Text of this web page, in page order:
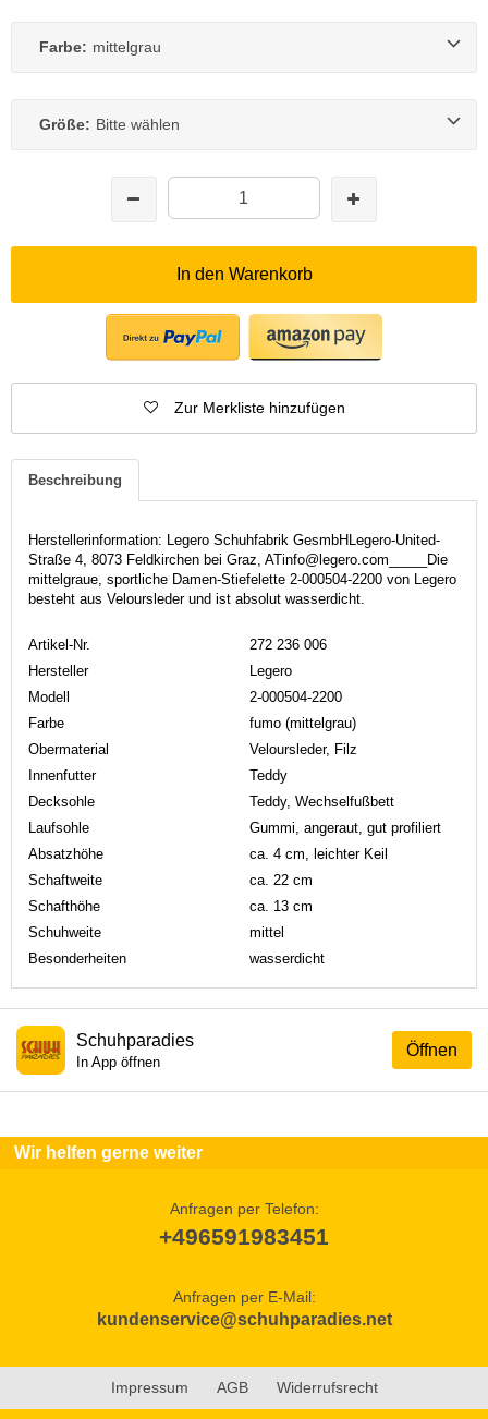
Farbe: mittelgrau
Größe: Bitte wählen
In den Warenkorb
Zur Merkliste hinzufügen
Beschreibung
Herstellerinformation: Legero Schuhfabrik GesmbHLegero-United-
Straße 4, 8073 Feldkirchen bei Graz, ATinfo@legero.com_____Die
mittelgraue, sportliche Damen-Stiefelette 2-000504-2200 von Legero
besteht aus Veloursleder und ist absolut wasserdicht.
Artikel-Nr.
272 236 006
Hersteller
Legero
Modell
2-000504-2200
Farbe
fumo (mittelgrau)
Obermaterial
Veloursleder, Filz
Innenfutter
Teddy
Decksohle
Teddy, Wechselfußbett
Laufsohle
Gummi, angeraut, gut profiliert
Absatzhöhe
ca. 4 cm, leichter Keil
Schaftweite
ca. 22 cm
Schafthöhe
ca. 13 cm
Schuhweite
mittel
Besonderheiten
wasserdicht
Öffnen
Schuhparadies
In App öffnen
Wir helfen gerne weiter
Anfragen per Telefon:
+496591983451
Anfragen per E-Mail:
kundenservice@schuhparadies.net
Impressum AGB Widerrufsrecht